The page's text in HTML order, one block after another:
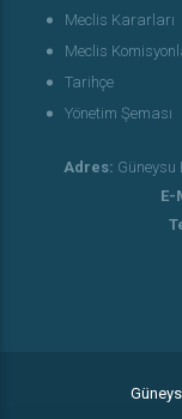
Meclis Kararları
Meclis
Tarihçe
Yönetim Şeması
Adres: Güneysu
E-